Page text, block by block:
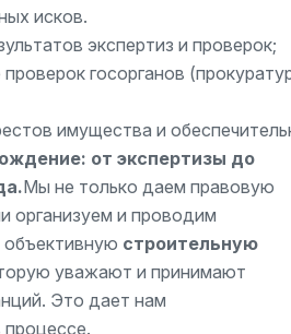
исков.
экспертиз и проверок;
госорганов
имущества и
от экспертизы до
Мы не только даем правовую
организуем и проводим
строительную
уважают и принимают
Это дает нам